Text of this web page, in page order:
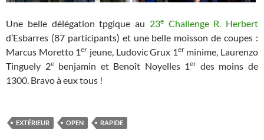
Une belle délégation tpgique au 23eChallenge R. Herbert
d’Esbarres (87 participants) et une belle moisson de coupes :
Marcus Moretto 1er jeune, Ludovic Grux 1erminime, Laurenzo
Tinguely 2ebenjamin et Benoît Noyelles 1er des moins de
1300. Bravo à eux tous !
EXTÉRIEUR OPEN RAPIDE